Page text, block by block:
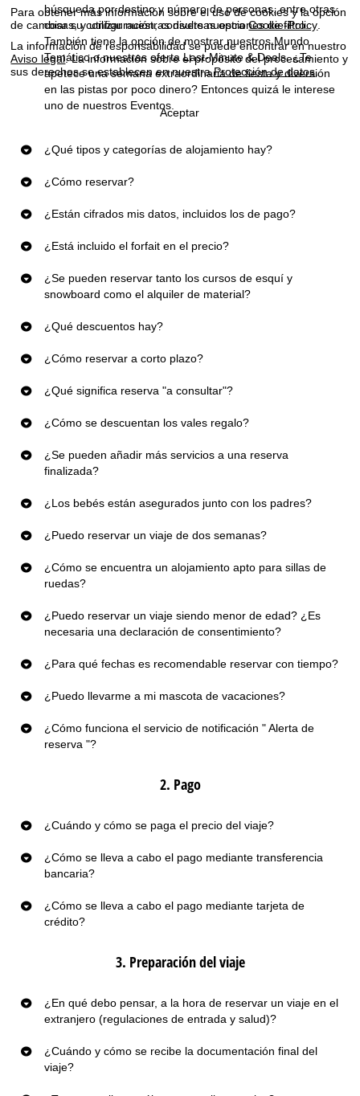
Para obtener más información sobre el uso de cookies y la opción
de cambiar su configuración, consulte nuestraCookie-Policy
La información de responsabilidad se puede encontrar en nuestro
Aviso legal. La información sobre el propósito del procesamiento y
sus derechos se establecen en nuestraProtección de datos.
Aceptar
a
l
búsqueda por destino y número de personas, entre otras
cosas, y utilizar nuestras diversas opciones de filtro.
También tiene la opción de mostrar nuestrosMundo
Temáticoo nuestras ofertaLast-Minute & Deals. ¿Te
apetece una semana extraordinaria de fiesta y diversión
en las pistas por poco dinero? Entonces quizá le interese
uno de nuestros Eventos
¿Qué tipos y categorías de alojamiento hay?
¿Cómo reservar?
¿Están cifrados mis datos, incluidos los de pago?
¿Está incluido el forfait en el precio?
¿Se pueden reservar tanto los cursos de esquí y
snowboard como el alquiler de material?
¿Qué descuentos hay?
¿Cómo reservar a corto plazo?
¿Qué significa reserva "a consultar"?
¿Cómo se descuentan los vales regalo?
¿Se pueden añadir más servicios a una reserva
finalizada?
¿Los bebés están asegurados junto con los padres?
¿Puedo reservar un viaje de dos semanas?
¿Cómo se encuentra un alojamiento apto para sillas de
ruedas?
¿Puedo reservar un viaje siendo menor de edad? ¿Es
necesaria una declaración de consentimiento?
¿Para qué fechas es recomendable reservar con tiempo?
¿Puedo llevarme a mi mascota de vacaciones?
¿Cómo funciona el servicio de notificación " Alerta de
reserva "?
2. Pago
¿Cuándo y cómo se paga el precio del viaje?
¿Cómo se lleva a cabo el pago mediante transferencia
bancaria?
¿Cómo se lleva a cabo el pago mediante tarjeta de
crédito?
3. Preparación del viaje
¿En qué debo pensar, a la hora de reservar un viaje en el
extranjero (regulaciones de entrada y salud)?
¿Cuándo y cómo se recibe la documentación final del
viaje?